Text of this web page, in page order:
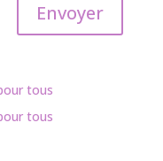
Envoyer
tous
tous